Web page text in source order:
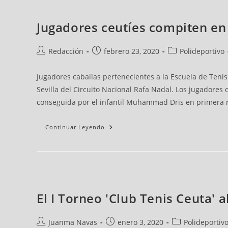
Jugadores ceutíes compiten
Redacción febrero 23, 2020 Polideportivo
Jugadores caballas pertenecientes a la Escuela de
Sevilla del Circuito Nacional Rafa Nadal. Los
conseguida por el infantil Muhammad Dris en primera
Continuar Leyendo
El I Torneo 'Club Tenis Ceuta'
Juanma Navas enero 3, 2020 Polideportivo